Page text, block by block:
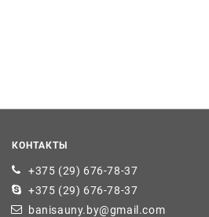
КОНТАКТЫ
+375 (29) 676-78-37
+375 (29) 676-78-37
banisauny.by@gmail.com